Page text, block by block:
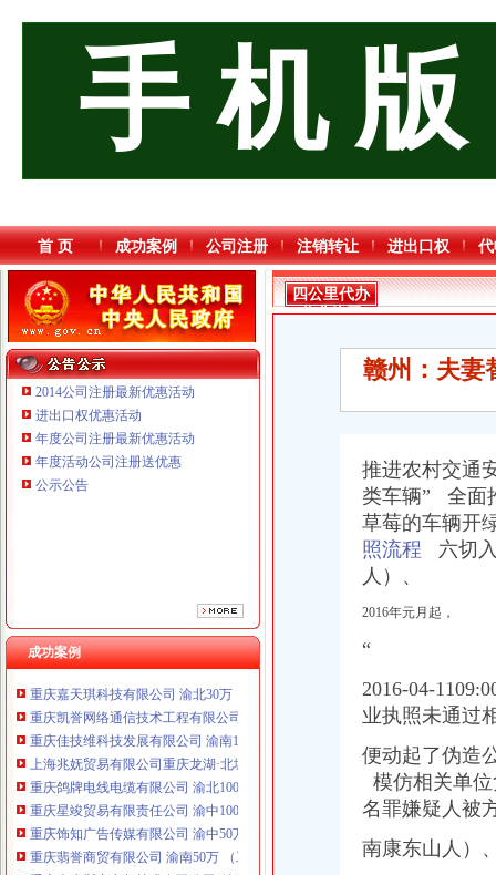
手 机 版
首 页 成功案例 公司注册 注销转让 进出口权
2014公司注册最新优惠活动
进出口权优惠活动
年度公司注册最新优惠活动
年度活动公司注册送优惠
公示公告
成功案例
重庆麦克斯韦电气技术有限公司 渝新 （工商注册）
重庆科米克商贸有限责任公司 渝北50万 （工商注册）
重庆欧氏科技发展有限公司 渝九50万 （进出口权）
重庆凯誉网络通信技术工程有限公司 渝中300万 （工商变更）
重庆佳技维科技发展有限公司 渝南100万 （进出口权）
上海兆妩贸易有限公司重庆龙湖·北城天街分公司 （工商注册）
重庆鸽牌电线电缆有限公司 渝北10010万 (进出口权)
重庆星竣贸易有限责任公司 渝中100万 （进出口权）
重庆饰知广告传媒有限公司 渝中50万 （工商注册）
重庆翡誉商贸有限公司 渝南50万 （工商注册）
重庆麦克斯韦电气技术有限公司 渝新 （工商注册）
四公里代办
营业执照
赣州：夫妻
推进农村交通
类车辆” 全面
草莓的车辆开
照流程 六切
人）、
2016年元月起，
“
2016-04-
业执照未通过
便动起了伪造
模仿相关单
名罪嫌疑人被
南康东山人）